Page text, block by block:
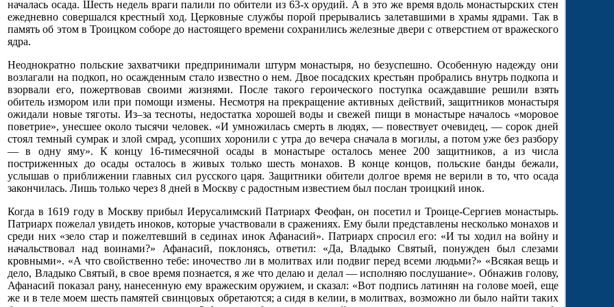
началась осада. Шесть недель враги палили по обители из 63-х орудий. А в это же время вдоль монастырских стен
ежедневно совершался крестный ход. Церковные службы порой прерывались залетавшими в храмы ядрами. Так в
память об этом в Троицком соборе до настоящего времени сохранились железные двери с отверстием от вражеского
ядра.
Неоднократно польские захватчики предпринимали штурм монастыря, но безуспешно. Особенную надежду они
возлагали на подкоп, но осажденным стало известно о нем. Двое посадских крестьян пробрались внутрь подкопа и
взорвали его, пожертвовав своими жизнями. После такого героического поступка осаждавшие решили взять
обитель измором или при помощи измены. Несмотря на прекращение активных действий, защитников монастыря
ожидали новые тяготы. Из–за тесноты, недостатка хорошей воды и свежей пищи в монастыре началось «моровое
поветрие», унесшее около тысячи человек. «И умножилась смерть в людях, — повествует очевидец, — сорок дней
стоял темный сумрак и злой смрад, усопших хоронили с утра до вечера сначала в могилы, а потом уже без разбору
— в одну яму». К концу 16-тимесячной осады в монастыре осталось менее 200 защитников, а из числа
постриженных до осады осталось в живых только шесть монахов. В конце концов, польские банды бежали,
услышав о приближении главных сил русского царя. Защитники обители долгое время не верили в то, что осада
закончилась. Лишь только через 8 дней в Москву с радостным известием был послан троицкий инок.
Когда в 1619 году в Москву прибыл Иерусалимский Патриарх Феофан, он посетил и Троице-Сергиев монастырь.
Патриарх пожелал увидеть иноков, которые участвовали в сражениях. Ему были представлены несколько монахов и
среди них «зело стар и пожелтевший в сединах инок Афанасий». Патриарх спросил его: «И ты ходил на войну и
начальствовал над воинами?» Афанасий, поклонясь, ответил: «Да, Владыко Святый, понужден был слезами
кровными». «А что свойственно тебе: иночество ли в молитвах или подвиг перед всеми людьми?» «Всякая вещь и
дело, Владыко Святый, в свое время познается, я же что делаю и делал — исполняю послушание». Обнажив голову,
Афанасий показал рану, нанесенную ему вражеским оружием, и сказал: «Вот подпись латинян на голове моей, еще
же и в теле моем шесть памятей свинцовых обретаются; а сидя в келии, в молитвах, возможно ли было найти таких